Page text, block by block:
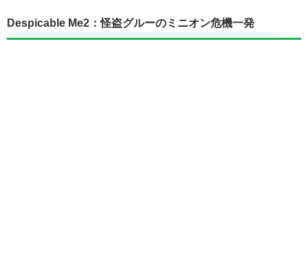
Despicable Me2：怪盗グルーのミニオン危機一発